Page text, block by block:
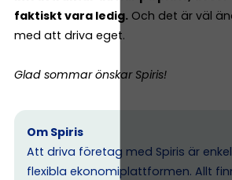
faktiskt vara ledig. Och det är väl
med att driva eget.
Glad sommar önskar Spiris!
Om Spiris
Att driva företag med Spiris är
flexibla ekonomiplattformen. Allt